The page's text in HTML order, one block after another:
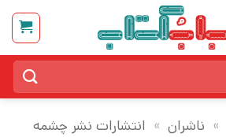
» ناشران » انتشارات نشر چشمه